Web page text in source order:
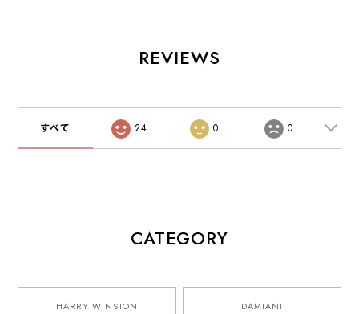
REVIEWS
すべて 24 0 0
CATEGORY
HARRY WINSTON DAMIANI